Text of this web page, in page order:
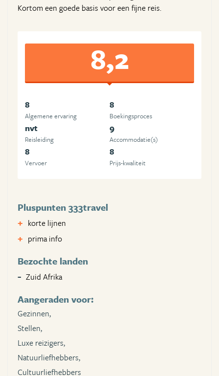
Kortom een goede basis voor een fijne reis.
8,2
8
Algemene ervaring
8
Boekingsproces
nvt
Reisleiding
9
Accommodatie(s)
8
Vervoer
8
Prijs-kwaliteit
Pluspunten 333travel
korte lijnen
prima info
Bezochte landen
Zuid Afrika
Aangeraden voor:
Gezinnen,
Stellen,
Luxe reizigers,
Natuurliefhebbers,
Cultuurliefhebbers